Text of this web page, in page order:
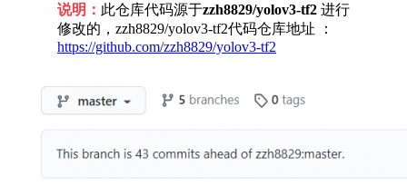
说明： 此仓库代码源于zzh8829/yolov3-tf2 进行
修改的，zzh8829/yolov3-tf2代码仓库地址 ：
https://github.com/zzh8829/yolov3-tf2